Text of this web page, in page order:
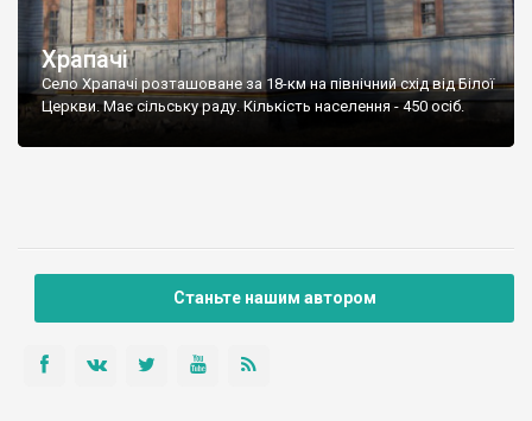
Храпачі
Село Храпачі розташоване за 18-км на північний схід від Білої
Церкви. Має сільську раду. Кількість населення - 450 осіб.
Станьте нашим автором